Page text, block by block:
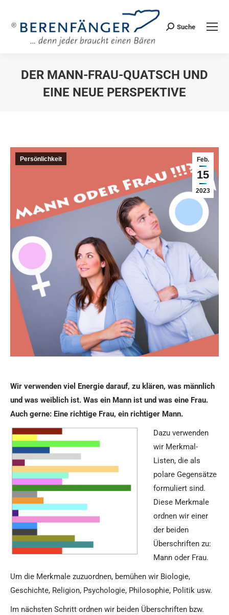
Search:
Suche
DER MANN-FRAU-QUATSCH UND
EINE NEUE PERSPEKTIVE
Feb.
15
2023
Persönlichkeit
Wir verwenden viel Energie darauf, zu klären, was männlich
und was weiblich ist. Was ein Mann ist und was eine Frau.
Auch gerne: Eine richtige Frau, ein richtiger Mann.
Dazu verwenden
wir Merkmal-
Listen, die als
polare Gegensätze
formuliert sind.
Diese Merkmale
ordnen wir einer
der beiden
Überschriften zu:
Mann oder Frau.
Um die Merkmale zuzuordnen, bemühen wir Biologie,
Geschichte, Religion, Psychologie, Philosophie, Politik usw.
Im nächsten Schritt ordnen wir beiden Überschriften bzw.